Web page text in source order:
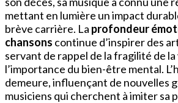
mettant en lumière un impact
brève carrière. La profondeur
chansons continue d’inspirer des
servant de rappel de la fragilité de la
l’importance du bien-être mental.
demeure, influençant de nouvelles
musiciens qui cherchent à imiter sa